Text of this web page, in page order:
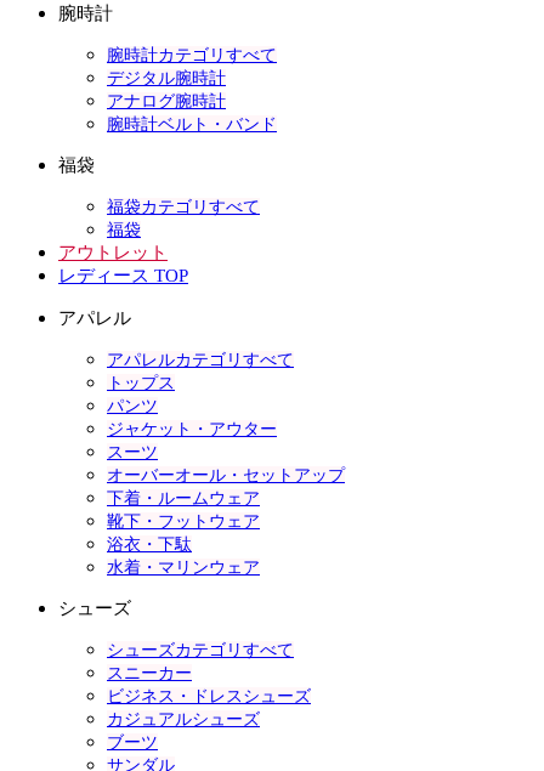
腕時計
腕時計カテゴリすべて
デジタル腕時計
アナログ腕時計
腕時計ベルト・バンド
福袋
福袋カテゴリすべて
福袋
アウトレット
レディース TOP
アパレル
アパレルカテゴリすべて
トップス
パンツ
ジャケット・アウター
スーツ
オーバーオール・セットアップ
下着・ルームウェア
靴下・フットウェア
浴衣・下駄
水着・マリンウェア
シューズ
シューズカテゴリすべて
スニーカー
ビジネス・ドレスシューズ
カジュアルシューズ
ブーツ
サンダル